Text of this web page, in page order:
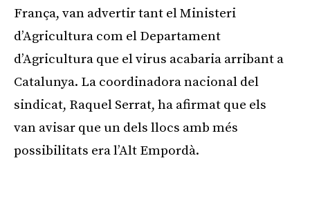
França, van advertir tant el Ministeri
d’Agricultura com el Departament
d’Agricultura que el virus acabaria arribant a
Catalunya. La coordinadora nacional del
sindicat, Raquel Serrat, ha afirmat que els
van avisar que un dels llocs amb més
possibilitats era l’Alt Empordà.